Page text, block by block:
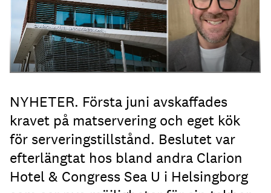
NYHETER. Första juni avskaffades
kravet på matservering och eget kök
för serveringstillstånd. Beslutet var
efterlängtat hos bland andra Clarion
Hotel & Congress Sea U i Helsingborg